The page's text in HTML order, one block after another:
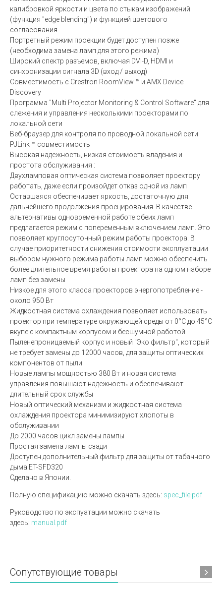
калибровкой яркости и цвета по стыкам изображений
(функция "edge blending") и функцией цветового
согласования
Портретный режим проекции будет доступен позже
(необходима замена ламп для этого режима)
Широкий спектр разъемов, включая DVI-D, HDMI и
синхронизации сигнала 3D (вход / выход)
Совместимость с Crestron RoomView ™ и AMX Device
Discovery
Программа "Multi Projector Monitoring & Control Software" для
слежения и управления несколькими проекторами по
локальной сети
Веб-браузер для контроля по проводной локальной сети
PJLink ™ совместимость
Высокая надежность, низкая стоимость владения и
простота обслуживания :
Двухламповая оптическая система позволяет проектору
работать, даже если произойдет отказ одной из ламп
Оставшаяся обеспечивает яркость, достаточную для
дальнейшего продолжения проецирования. В качестве
альтернативы одновременной работе обеих ламп
предлагается режим с попеременным включением ламп. Это
позволяет круглосуточный режим работы проектора. В
случае приоритетности снижения стоимости эксплуатации
выбором нужного режима работы ламп можно обеспечить
более длительное время работы проектора на одном наборе
ламп без замены
Низкое для этого класса проекторов энергопотребление -
около 950 Вт
Жидкостная система охлаждения позволяет использовать
проектор при температуре окружающей среды от 0°C до 45°C
вкупе с компактным корпусом и бесшумной работой
Пыленепроницаемый корпус и новый "Эко фильтр", который
не требует замены до 12000 часов, для защиты оптических
компонентов от пыли
Новые лампы мощностью 380 Вт и новая система
управления повышают надежность и обеспечивают
длительный срок службы
Новый оптический механизм и жидкостная система
охлаждения проектора минимизируют хлопоты в
обслуживании
До 2000 часов цикл замены лампы
Простая замена лампы сзади
Доступен дополнительный фильтр для защиты от табачного
дыма ET-SFD320
Сделано в Японии.
Полную спецификацию можно скачать здесь: spec_file.pdf
Руководство по экспуатации можно скачать
здесь: manual.pdf
Сопутствующие товары